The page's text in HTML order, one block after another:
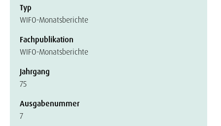
Typ
WIFO-Monatsberichte
Fachpublikation
WIFO-Monatsberichte
Jahrgang
75
Ausgabenummer
7